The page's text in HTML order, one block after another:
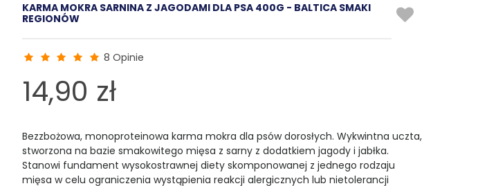
KARMA MOKRA SARNINA Z JAGODAMI DLA PSA 400G - BALTICA SMAKI
REGIONÓW
8 Opinie
14,90 zł
Bezzbożowa, monoproteinowa karma mokra dla psów dorosłych. Wykwintna uczta,
stworzona na bazie smakowitego mięsa z sarny z dodatkiem jagody i jabłka.
Stanowi fundament wysokostrawnej diety skomponowanej z jednego rodzaju
mięsa w celu ograniczenia wystąpienia reakcji alergicznych lub nietolerancji